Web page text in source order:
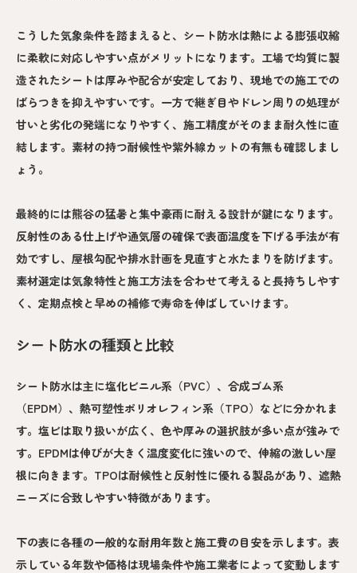
こうした気象条件を踏まえると、シート防水は熱による膨張収縮
に柔軟に対応しやすい点がメリットになります。工場で均質に製
造されたシートは厚みや配合が安定しており、現地での施工での
ばらつきを抑えやすいです。一方で継ぎ目やドレン周りの処理が
甘いと劣化の発端になりやすく、施工精度がそのまま耐久性に直
結します。素材の持つ耐候性や紫外線カットの有無も確認しまし
ょう。
最終的には熊谷の猛暑と集中豪雨に耐える設計が鍵になります。
反射性のある仕上げや通気層の確保で表面温度を下げる手法が有
効ですし、屋根勾配や排水計画を見直すと水たまりを防げます。
素材選定は気象特性と施工方法を合わせて考えると長持ちしやす
く、定期点検と早めの補修で寿命を伸ばしていけます。
シート防水の種類と比較
シート防水は主に塩化ビニル系（PVC）、合成ゴム系
（EPDM）、熱可塑性ポリオレフィン系（TPO）などに分かれま
す。塩ビは取り扱いが広く、色や厚みの選択肢が多い点が強みで
す。EPDMは伸びが大きく温度変化に強いので、伸縮の激しい屋
根に向きます。TPOは耐候性と反射性に優れる製品があり、遮熱
ニーズに合致しやすい特徴があります。
下の表に各種の一般的な耐用年数と施工費の目安を示します。表
示している年数や価格は現場条件や施工業者によって変動します